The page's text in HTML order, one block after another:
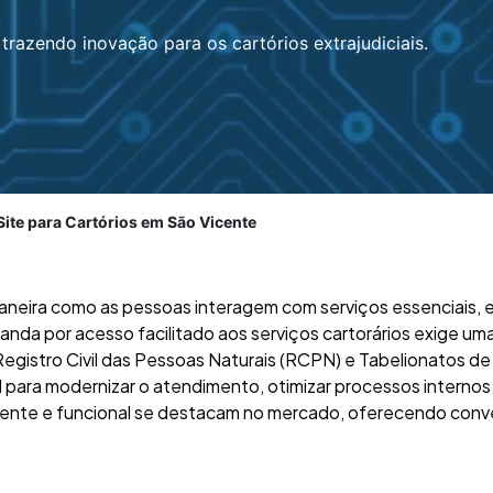
inovação para os cartórios extrajudiciais.
para Cartórios em São Vicente
como as pessoas interagem com serviços essenciais,
por acesso facilitado aos serviços cartorários exige
Civil das Pessoas Naturais (RCPN) e Tabelionatos
modernizar o atendimento, otimizar processos
e funcional se destacam no mercado, oferecendo